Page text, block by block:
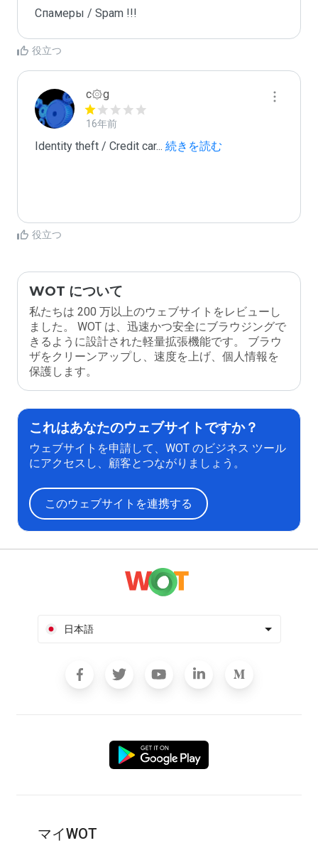
Спамеры / Spam !!!
役立つ
c۞g
16年前
Identity theft / Credit car... 続きを読む
役立つ
WOT について
私たちは 200 万以上のウェブサイトをレビューし
ました。 WOT は、迅速かつ安全にブラウジングで
きるように設計された軽量拡張機能です。 ブラウ
ザをクリーンアップし、速度を上げ、個人情報を
保護します。
これはあなたのウェブサイトですか？
ウェブサイトを申請して、WOT のビジネス ツール
にアクセスし、顧客とつながりましょう。
このウェブサイトを連携する
日本語
マイWOT